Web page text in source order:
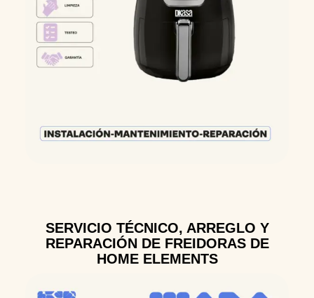
SERVICIO TÉCNICO, ARREGLO Y
REPARACIÓN DE FREIDORAS DE
HOME ELEMENTS